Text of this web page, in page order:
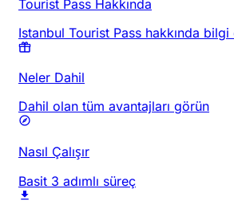
Tourist Pass Hakkında
Istanbul Tourist Pass hakkında bilgi
Neler Dahil
Dahil olan tüm avantajları görün
Nasıl Çalışır
Basit 3 adımlı süreç